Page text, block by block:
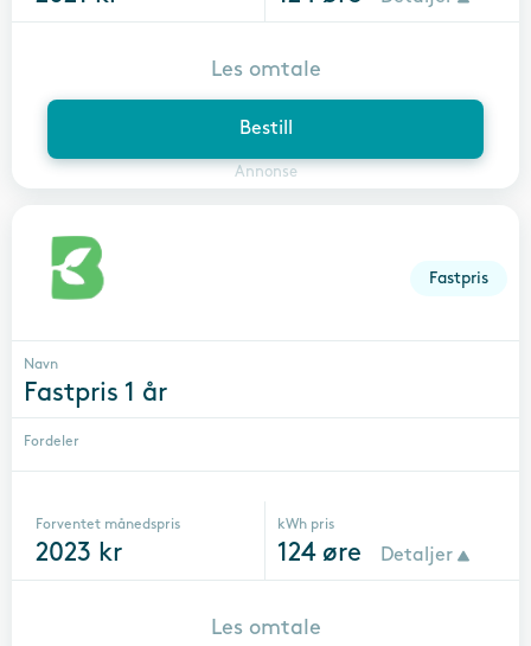
Bestill
Annonse
Les omtale
Fastpris
Navn
Fastpris 1 år
Fordeler
Forventet månedspris
2023 kr
kWh pris
124øre Detaljer
Les omtale